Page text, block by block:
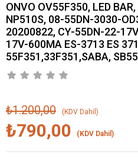
ONVO OV55F350, LED
NP510S, 08-55DN-3030-
20200822, CY-55DN-22-
17V-600MA ES-3713 ES
55F351,33F351,SABA,
₺1.200,00 (KDV Dahil)
₺790,00 (KDV Dahil)